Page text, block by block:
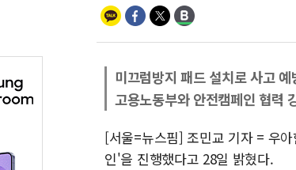
미끄럼방지 패드 설치로 사고 예
고용노동부와 안전캠페인 협력
[서울=뉴스핌] 조민교 기자 = 우
인'을 진행했다고 28일 밝혔다.